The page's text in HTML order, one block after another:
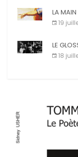
LA MAIN
19
LE
18